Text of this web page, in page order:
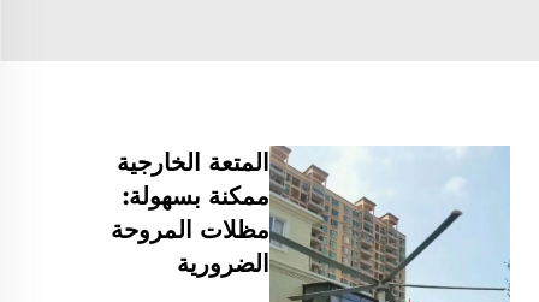
المتعة الخارجية
ممكنة بسهولة:
مظلات المروحة
الضرورية